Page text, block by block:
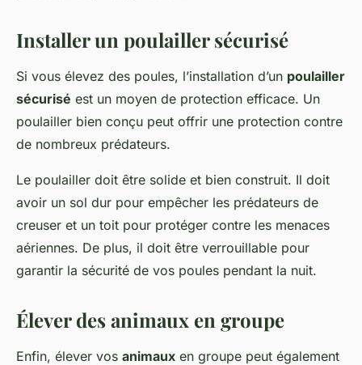
Installer un poulailler sécurisé
Si vous élevez des poules, l’installation d’un poulailler
sécurisé est un moyen de protection efficace. Un
poulailler bien conçu peut offrir une protection contre
de nombreux prédateurs.
Le poulailler doit être solide et bien construit. Il doit
avoir un sol dur pour empêcher les prédateurs de
creuser et un toit pour protéger contre les menaces
aériennes. De plus, il doit être verrouillable pour
garantir la sécurité de vos poules pendant la nuit.
Élever des animaux en groupe
Enfin, élever vos animaux en groupe peut également